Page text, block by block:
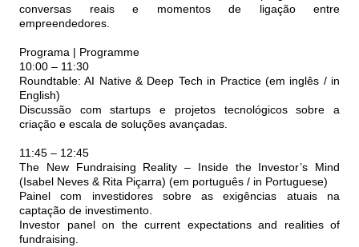
conversas reais e momentos de ligação entre
empreendedores.
Programa | Programme
10:00 – 11:30
Roundtable: AI Native & Deep Tech in Practice (em inglês / in
English)
Discussão com startups e projetos tecnológicos sobre a
criação e escala de soluções avançadas.
11:45 – 12:45
The New Fundraising Reality – Inside the Investor’s Mind
(Isabel Neves & Rita Piçarra) (em português / in Portuguese)
Painel com investidores sobre as exigências atuais na
captação de investimento.
Investor panel on the current expectations and realities of
fundraising.